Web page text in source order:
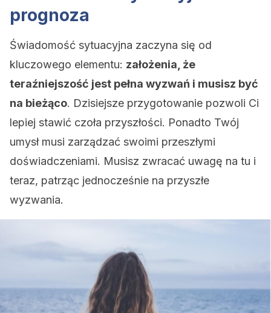
prognoza
Świadomość sytuacyjna zaczyna się od
kluczowego elementu: założenia, że ​​
teraźniejszość jest pełna wyzwań i musisz być
na bieżąco. Dzisiejsze przygotowanie pozwoli Ci
lepiej stawić czoła przyszłości. Ponadto Twój
umysł musi zarządzać swoimi przeszłymi
doświadczeniami. Musisz zwracać uwagę na tu i
teraz, patrząc jednocześnie na przyszłe
wyzwania.